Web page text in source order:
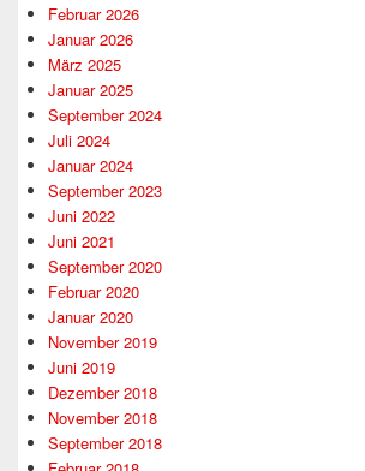
Februar 2026
Januar 2026
März 2025
Januar 2025
September 2024
Juli 2024
Januar 2024
September 2023
Juni 2022
Juni 2021
September 2020
Februar 2020
Januar 2020
November 2019
Juni 2019
Dezember 2018
November 2018
September 2018